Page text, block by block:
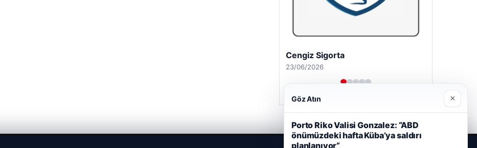
Cengiz Sigorta
23/06/2026
Göz Atın ×
Porto Riko Valisi Gonzalez: “ABD
önümüzdeki hafta Küba’ya saldırı
planlanıyor”